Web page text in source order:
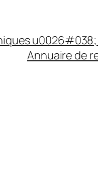
Annuaire de